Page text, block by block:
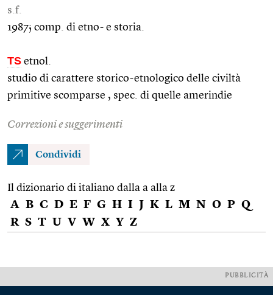
s.f.
1987; comp. di etno- e storia.
TS etnol.
studio di carattere storico-etnologico delle civiltà
primitive scomparse , spec. di quelle amerindie
Correzioni e suggerimenti
Condividi
Il dizionario di italiano dalla a alla z
A B C D E F G H I J K L M N O P Q
R S T U V W X Y Z
PUBBLICITÀ